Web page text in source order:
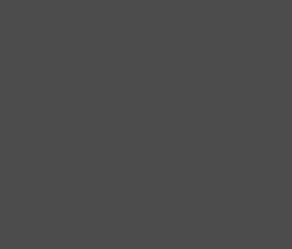
стенами навесной тип